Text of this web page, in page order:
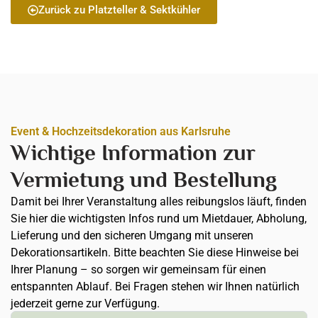
Zurück zu Platzteller & Sektkühler
Event & Hochzeitsdekoration aus Karlsruhe
Wichtige Information zur
Vermietung und Bestellung
Damit bei Ihrer Veranstaltung alles reibungslos läuft, finden
Sie hier die wichtigsten Infos rund um Mietdauer, Abholung,
Lieferung und den sicheren Umgang mit unseren
Dekorationsartikeln. Bitte beachten Sie diese Hinweise bei
Ihrer Planung – so sorgen wir gemeinsam für einen
entspannten Ablauf. Bei Fragen stehen wir Ihnen natürlich
jederzeit gerne zur Verfügung.